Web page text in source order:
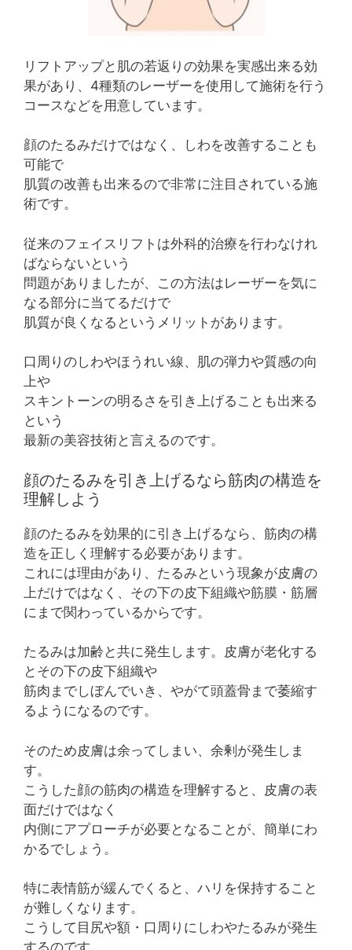
リフトアップと肌の若返りの効果を実感出来る効
果があり、4種類のレーザーを使用して施術を行う
コースなどを用意しています。
顔のたるみだけではなく、しわを改善することも
可能で
肌質の改善も出来るので非常に注目されている施
術です。
従来のフェイスリフトは外科的治療を行わなけれ
ばならないという
問題がありましたが、この方法はレーザーを気に
なる部分に当てるだけで
肌質が良くなるというメリットがあります。
口周りのしわやほうれい線、肌の弾力や質感の向
上や
スキントーンの明るさを引き上げることも出来る
という
最新の美容技術と言えるのです。
顔のたるみを引き上げるなら筋肉の構造を
理解しよう
顔のたるみを効果的に引き上げるなら、筋肉の構
造を正しく理解する必要があります。
これには理由があり、たるみという現象が皮膚の
上だけではなく、その下の皮下組織や筋膜・筋層
にまで関わっているからです。
たるみは加齢と共に発生します。皮膚が老化する
とその下の皮下組織や
筋肉までしぼんでいき、やがて頭蓋骨まで萎縮す
るようになるのです。
そのため皮膚は余ってしまい、余剰が発生しま
す。
こうした顔の筋肉の構造を理解すると、皮膚の表
面だけではなく
内側にアプローチが必要となることが、簡単にわ
かるでしょう。
特に表情筋が緩んでくると、ハリを保持すること
が難しくなります。
こうして目尻や額・口周りにしわやたるみが発生
するのです。